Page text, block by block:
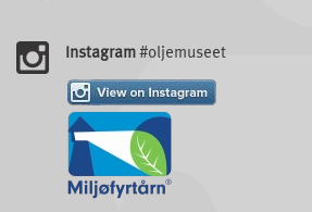
Instagram#oljemuseet